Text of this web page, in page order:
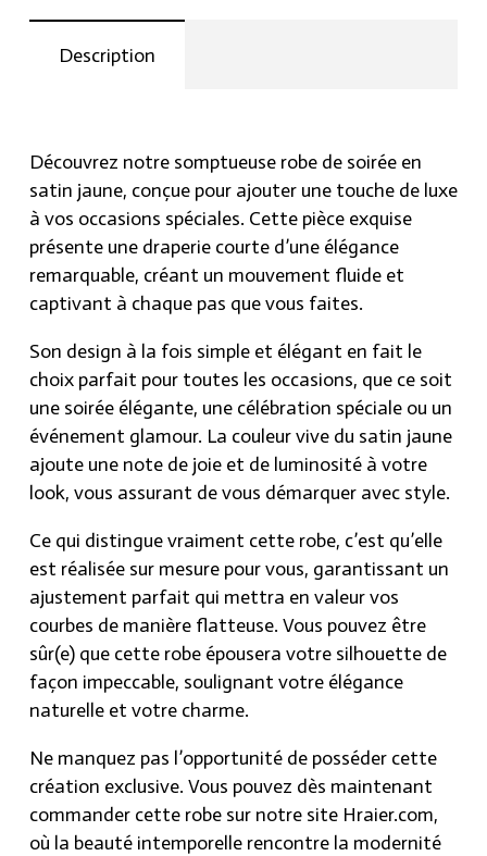
et votre charme naturel.
N’omettez pas l’occasion de posséder cette
du shopping en ligne. Intégrez une touche de
sophistication à votre dressing avec notre robe de
soirée en satin jaune, car vous méritez simplement
le meilleur.
une
élégante
Description
Découvrez notre somptueuse robe de soirée en
satin jaune, conçue pour ajouter une touche de luxe
à vos occasions spéciales. Cette pièce exquise
présente une draperie courte d’une élégance
remarquable, créant un mouvement fluide et
captivant à chaque pas que vous faites.
Son design à la fois simple et élégant en fait le
choix parfait pour toutes les occasions, que ce soit
une soirée élégante, une célébration spéciale ou un
événement glamour. La couleur vive du satin jaune
ajoute une note de joie et de luminosité à votre
look, vous assurant de vous démarquer avec style.
Ce qui distingue vraiment cette robe, c’est qu’elle
est réalisée sur mesure pour vous, garantissant un
ajustement parfait qui mettra en valeur vos
courbes de manière flatteuse. Vous pouvez être
sûr(e) que cette robe épousera votre silhouette de
façon impeccable, soulignant votre élégance
naturelle et votre charme.
Ne manquez pas l’opportunité de posséder cette
création exclusive. Vous pouvez dès maintenant
commander cette robe sur notre site Hraier.com,
où la beauté intemporelle rencontre la modernité